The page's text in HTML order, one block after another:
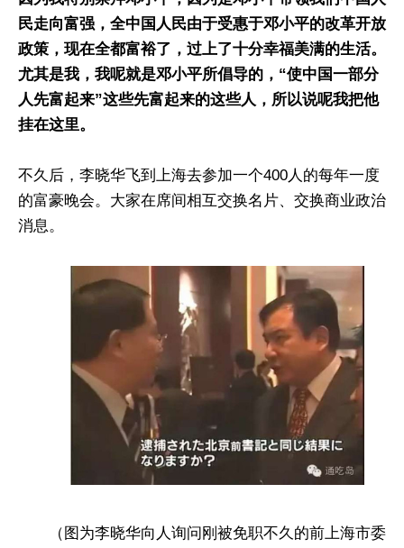
民走向富强，全中国人民由于受惠于邓小平的改革开放
政策，现在全都富裕了，过上了十分幸福美满的生活。
尤其是我，我呢就是邓小平所倡导的，“使中国一部分
人先富起来”这些先富起来的这些人，所以说呢我把他
挂在这里。
不久后，李晓华飞到上海去参加一个400人的每年一度
的富豪晚会。大家在席间相互交换名片、交换商业政治
消息。
（图为李晓华向人询问刚被免职不久的前上海市委